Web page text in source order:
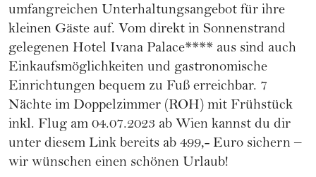
umfangreichen Unterhaltungsangebot für ihre
kleinen Gäste auf. Vom direkt in Sonnenstrand
gelegenen Hotel Ivana Palace**** aus sind auch
Einkaufsmöglichkeiten und gastronomische
Einrichtungen bequem zu Fuß erreichbar. 7
Nächte im Doppelzimmer (ROH) mit Frühstück
inkl. Flug am 04.07.2023 ab Wien kannst du dir
unter diesem Link bereits ab 499,- Euro sichern –
wir wünschen einen schönen Urlaub!